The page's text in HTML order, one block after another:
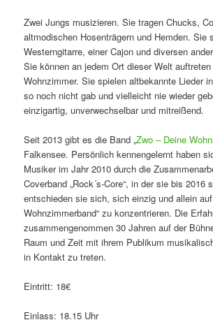
Zwei Jungs musizieren. Sie tragen Chucks,
altmodischen Hosenträgern und Hemden. Sie
Westerngitarre, einer Cajon und diversen
Sie können an jedem Ort dieser Welt
Wohnzimmer. Sie spielen altbekannte Lieder
so noch nicht gab und vielleicht nie wieder
einzigartig, unverwechselbar und mitreißend.
Seit 2013 gibt es die Band „Zwo – Deine
Falkensee. Persönlich kennengelernt haben
Musiker im Jahr 2010 durch die
Coverband „Rock´s-Core“, in der sie bis 2016
entschieden sie sich, sich einzig und allein
Wohnzimmerband“ zu konzentrieren. Die
zusammengenommen 30 Jahren auf der
Raum und Zeit mit ihrem Publikum
in Kontakt zu treten.
Eintritt: 18€
Einlass: 18.15 Uhr